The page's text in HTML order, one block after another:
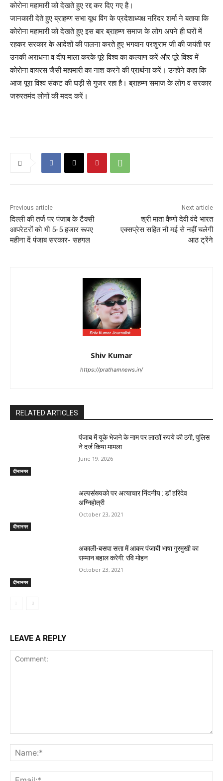
कोरोना महामारी को देखते हुए रद्द कर दिए गए है।
जानकारी देते हुए ब्राहम्ण सभा यूथ विंग के प्रदेशाध्यक्ष नरिंदर शर्मा ने बताया कि
कोरोना महामारी को देखते हुए इस बार ब्राहम्ण समाज के लोग अपने ही घरों में
रहकर सरकार के आदेशों की पालना करते हुए भगवान परशुराम जी की जयंती पर
उनकी अराधना व दीप माला करके पूरे विश्व का कल्याण करें और पूरे विश्व में
कोरोना वायरस जैसी महामारी का नाश करने की प्रार्थना करें। उन्होने कहा कि
आज पूरा विश्व संकट की घड़ी से गुजर रहा है। ब्राहम्ण समाज के लोग व सरकार
जरुरतमंद लोगों की मदद करें।
Previous article
दिल्ली की तर्ज पर पंजाब के टैक्सी
आपरेटरों को भी 5-5 हजार रूपए
महीना दें पंजाब सरकार- सहगल
Next article
श्री माता वैष्णो देवी वंदे भारत
एक्सप्रेस सहित नौ मई से नहीं चलेगी
आठ ट्रेंने
Shiv Kumar
https://prathamnews.in/
RELATED ARTICLES
दीनानगर
पंजाब में यूके भेजने के नाम पर लाखों रुपये की ठगी, पुलिस
ने दर्ज किया मामला
June 19, 2026
दीनानगर
अल्पसंख्यको पर अत्याचार निंदनीय : डॉ हरिदेव
अग्निहोत्री
October 23, 2021
दीनानगर
अकाली-बसपा सत्ता में आकर पंजाबी भाषा गुरमुखी का
सम्मान बहाल करेगी: रवि मोहन
October 23, 2021
LEAVE A REPLY